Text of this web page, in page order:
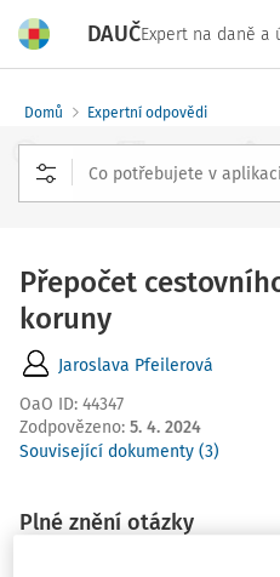
DAUČExpert na daně a
Domů Expertní odpovědi
Přepočet
koruny
Jaroslava Pfeilerová
OaO ID: 44347
Zodpovězeno: 5. 4. 2024
Související dokumenty (3)
Plné znění otázky